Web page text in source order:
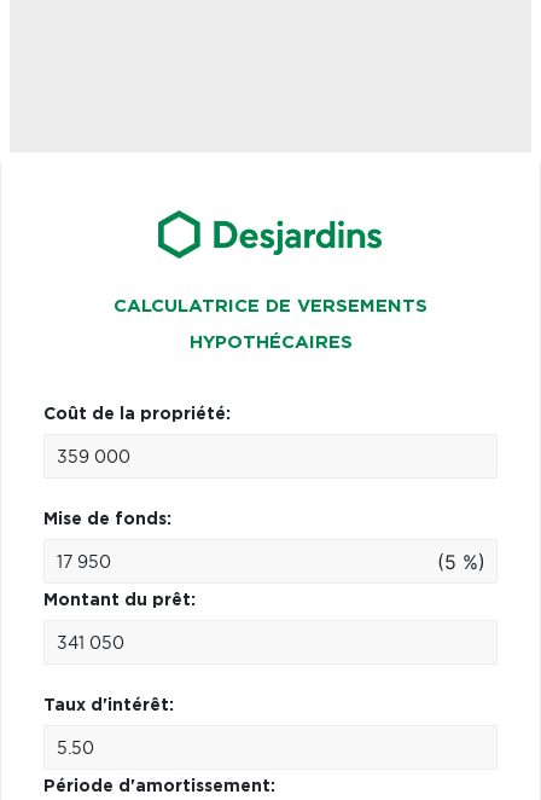
CALCULATRICE DE VERSEMENTS
HYPOTHÉCAIRES
Coût de la propriété:
Mise de fonds:
(5 %)
Montant du prêt:
Taux d'intérêt:
Période d'amortissement: